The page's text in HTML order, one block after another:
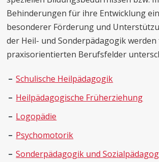
Behinderungen für ihre Entwicklung
besonderer Förderung und
der Heil- und Sonderpädagogik
praxisorientierten Berufsfelder
Schulische Heilpädagogik
Heilpädagogische Früherziehung
Logopädie
Psychomotorik
Sonderpädagogik und